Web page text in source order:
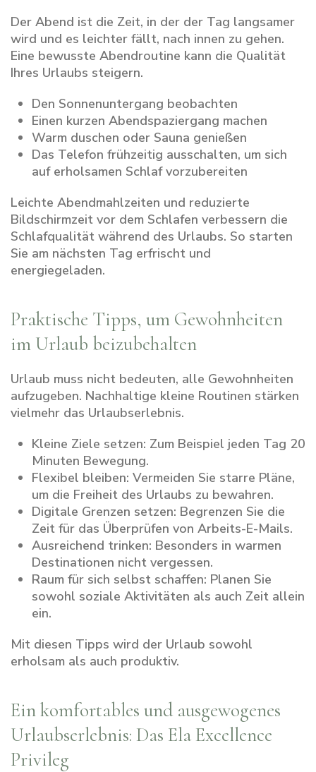
Der Abend ist die Zeit, in der der Tag langsamer
wird und es leichter fällt, nach innen zu gehen.
Eine bewusste Abendroutine kann die Qualität
Ihres Urlaubs steigern.
Den Sonnenuntergang beobachten
Einen kurzen Abendspaziergang machen
Warm duschen oder Sauna genießen
Das Telefon frühzeitig ausschalten, um sich
auf erholsamen Schlaf vorzubereiten
Leichte Abendmahlzeiten und reduzierte
Bildschirmzeit vor dem Schlafen verbessern die
Schlafqualität während des Urlaubs. So starten
Sie am nächsten Tag erfrischt und
energiegeladen.
Praktische Tipps, um Gewohnheiten
im Urlaub beizubehalten
Urlaub muss nicht bedeuten, alle Gewohnheiten
aufzugeben. Nachhaltige kleine Routinen stärken
vielmehr das Urlaubserlebnis.
Kleine Ziele setzen: Zum Beispiel jeden Tag 20
Minuten Bewegung.
Flexibel bleiben: Vermeiden Sie starre Pläne,
um die Freiheit des Urlaubs zu bewahren.
Digitale Grenzen setzen: Begrenzen Sie die
Zeit für das Überprüfen von Arbeits-E-Mails.
Ausreichend trinken: Besonders in warmen
Destinationen nicht vergessen.
Raum für sich selbst schaffen: Planen Sie
sowohl soziale Aktivitäten als auch Zeit allein
ein.
Mit diesen Tipps wird der Urlaub sowohl
erholsam als auch produktiv.
Ein komfortables und ausgewogenes
Urlaubserlebnis: Das Ela Excellence
Privileg